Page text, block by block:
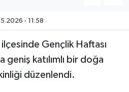
- 11:58
Gençlik Haftası
geniş katılımlı bir doğa
düzenlendi.